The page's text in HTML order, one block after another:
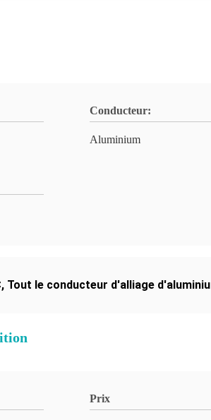
Conducteur:
Aluminium
, Tout le conducteur d'alliage
Prix